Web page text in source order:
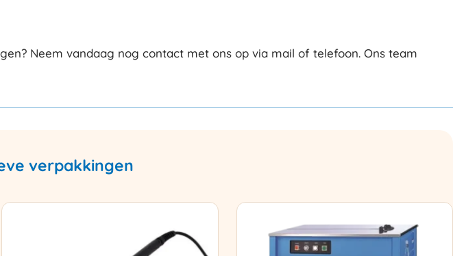
Neem vandaag nog contact met ons op via mail of telefoon. Ons team
verpakkingen